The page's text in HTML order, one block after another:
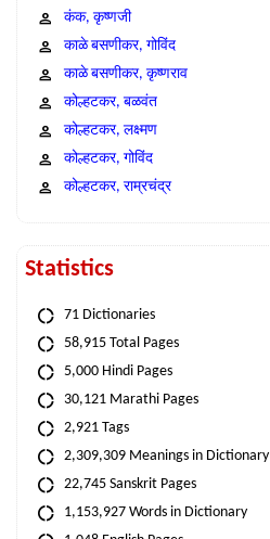
कंक, कृष्णजी
काळे बसणीकर, गोविंद
काळे बसणीकर, कृष्णराव
कोल्हटकर, बळवंत
कोल्हटकर, लक्ष्मण
कोल्हटकर, गोविंद
कोल्हटकर, राम्रचंद्र
Statistics
71 Dictionaries
58,915 Total Pages
5,000 Hindi Pages
30,121 Marathi Pages
2,921 Tags
2,309,309 Meanings in Dictionary
22,745 Sanskrit Pages
1,153,927 Words in Dictionary